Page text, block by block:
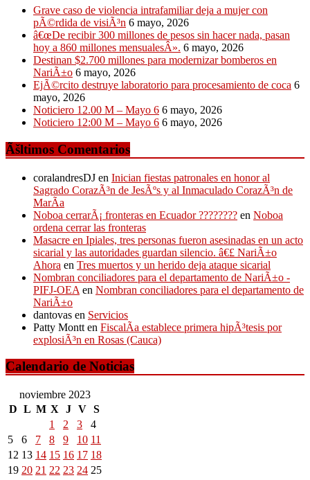
Grave caso de violencia intrafamiliar deja a mujer con
pÃ©rdida de visiÃ³n 6 mayo, 2026
â€œDe recibir 300 millones de pesos sin hacer nada, pasan
hoy a 860 millones mensualesÂ». 6 mayo, 2026
Destinan $2.700 millones para modernizar bomberos en
NariÃ±o 6 mayo, 2026
EjÃ©rcito destruye laboratorio para procesamiento de coca 6
mayo, 2026
Noticiero 12.00 M – Mayo 6 6 mayo, 2026
Noticiero 12:00 M – Mayo 6 6 mayo, 2026
Ãšltimos Comentarios
coralandresDJ en Inician fiestas patronales en honor al
Sagrado CorazÃ³n de JesÃºs y al Inmaculado CorazÃ³n de
MarÃ­a
Noboa cerrarÃ¡ fronteras en Ecuador ???????? en Noboa
ordena cerrar las fronteras
Masacre en Ipiales, tres personas fueron asesinadas en un acto
sicarial y las autoridades guardan silencio. â€£ NariÃ±o
Ahora en Tres muertos y un herido deja ataque sicarial
Nombran conciliadores para el departamento de NariÃ±o -
PIFJ-OEA en Nombran conciliadores para el departamento de
NariÃ±o
dantovas en Servicios
Patty Montt en FiscalÃ­a establece primera hipÃ³tesis por
explosiÃ³n en Rosas (Cauca)
Calendario de Noticias
noviembre 2023
D L M X J V S
1
2 3
4
5
6 7 8 9 10 11
12 13 14 15 16 17 18
19 20 21 22 23 24 25